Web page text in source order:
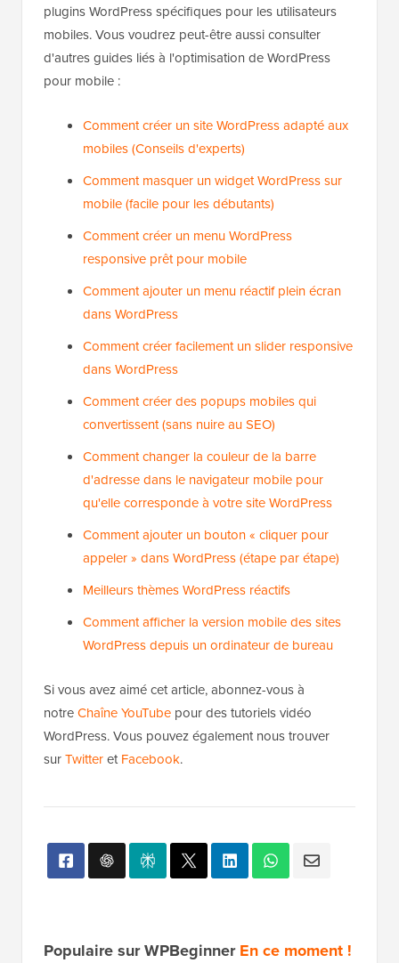
plugins WordPress spécifiques pour les utilisateurs
mobiles. Vous voudrez peut-être aussi consulter
d'autres guides liés à l'optimisation de WordPress
pour mobile :
Comment créer un site WordPress adapté aux
mobiles (Conseils d'experts)
Comment masquer un widget WordPress sur
mobile (facile pour les débutants)
Comment créer un menu WordPress
responsive prêt pour mobile
Comment ajouter un menu réactif plein écran
dans WordPress
Comment créer facilement un slider responsive
dans WordPress
Comment créer des popups mobiles qui
convertissent (sans nuire au SEO)
Comment changer la couleur de la barre
d'adresse dans le navigateur mobile pour
qu'elle corresponde à votre site WordPress
Comment ajouter un bouton « cliquer pour
appeler » dans WordPress (étape par étape)
Meilleurs thèmes WordPress réactifs
Comment afficher la version mobile des sites
WordPress depuis un ordinateur de bureau
Si vous avez aimé cet article, abonnez-vous à
notreChaîne YouTube pour des tutoriels vidéo
WordPress. Vous pouvez également nous trouver
surTwitteretFacebook.
Populaire sur WPBeginnerEn ce moment !